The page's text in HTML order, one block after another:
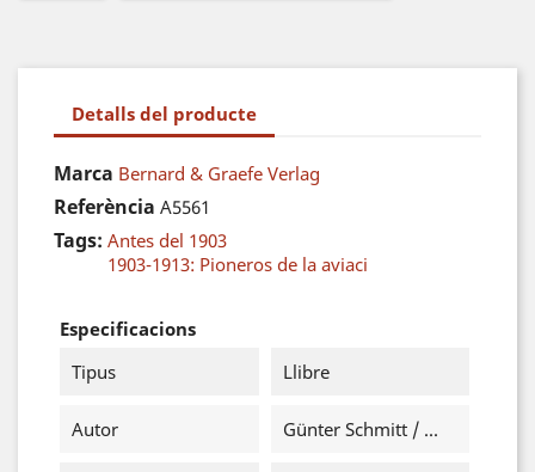
Detalls del producte
Marca Bernard & Graefe Verlag
Referència A5561
Tags: Antes del 1903
1903-1913: Pioneros de la aviaci
Especificacions
Tipus
Llibre
Autor Günter Schmitt / ...